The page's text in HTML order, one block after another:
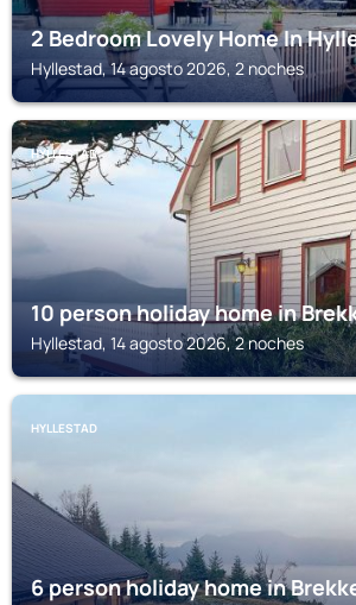
2 Bedroom Lovely Home In
Hyllestad, 14 agosto 2026, 2 noches
HYLLESTAD
10 person holiday home in
Hyllestad, 14 agosto 2026, 2 noches
HYLLESTAD
6 person holiday home in